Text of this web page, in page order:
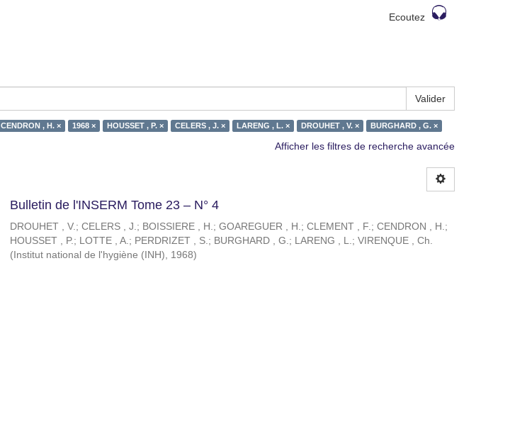
Ecoutez
Valider
CENDRON , H. × 1968 × HOUSSET , P. × CELERS , J. × LARENG , L. × DROUHET , V. × BURGHARD , G. ×
Afficher les filtres de recherche avancée
Bulletin de l'INSERM Tome 23 – N° 4
DROUHET , V.; CELERS , J.; BOISSIERE , H.; GOAREGUER , H.; CLEMENT , F.; CENDRON , H.;
HOUSSET , P.; LOTTE , A.; PERDRIZET , S.; BURGHARD , G.; LARENG , L.; VIRENQUE , Ch.
(Institut national de l'hygiène (INH), 1968)